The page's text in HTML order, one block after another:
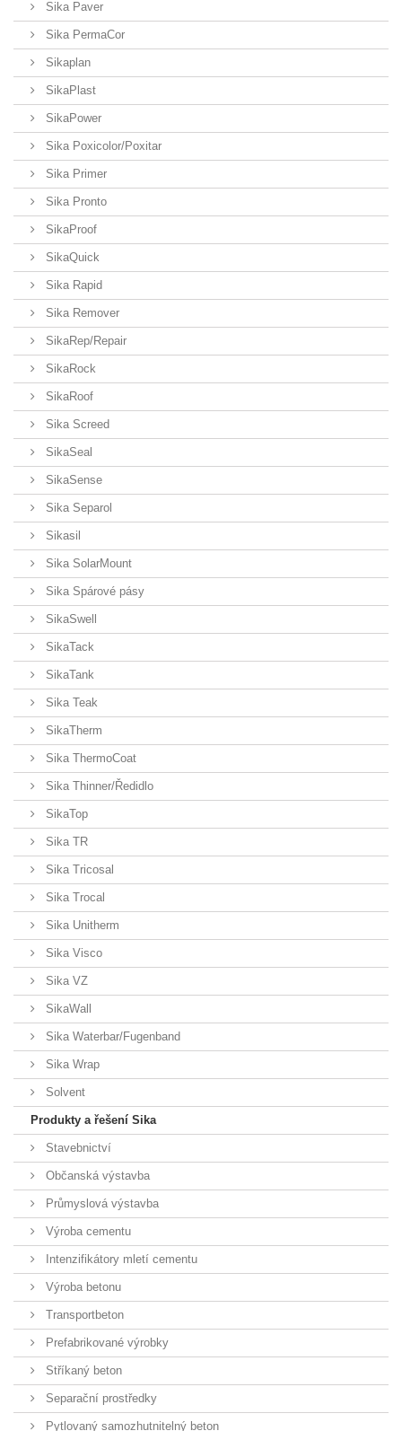
Sika Paver
Sika PermaCor
Sikaplan
SikaPlast
SikaPower
Sika Poxicolor/Poxitar
Sika Primer
Sika Pronto
SikaProof
SikaQuick
Sika Rapid
Sika Remover
SikaRep/Repair
SikaRock
SikaRoof
Sika Screed
SikaSeal
SikaSense
Sika Separol
Sikasil
Sika SolarMount
Sika Spárové pásy
SikaSwell
SikaTack
SikaTank
Sika Teak
SikaTherm
Sika ThermoCoat
Sika Thinner/Ředidlo
SikaTop
Sika TR
Sika Tricosal
Sika Trocal
Sika Unitherm
Sika Visco
Sika VZ
SikaWall
Sika Waterbar/Fugenband
Sika Wrap
Solvent
Produkty a řešení Sika
Stavebnictví
Občanská výstavba
Průmyslová výstavba
Výroba cementu
Intenzifikátory mletí cementu
Výroba betonu
Transportbeton
Prefabrikované výrobky
Stříkaný beton
Separační prostředky
Pytlovaný samozhutnitelný beton